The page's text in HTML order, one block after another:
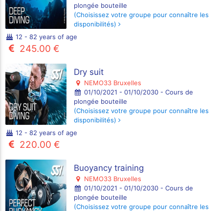
plongée bouteille
(Choisissez votre groupe pour connaître les
disponibilités)
12 - 82 years of age
245.00 €
Dry suit
NEMO33 Bruxelles
01/10/2021 - 01/10/2030 - Cours de
plongée bouteille
(Choisissez votre groupe pour connaître les
disponibilités)
12 - 82 years of age
220.00 €
Buoyancy training
NEMO33 Bruxelles
01/10/2021 - 01/10/2030 - Cours de
plongée bouteille
(Choisissez votre groupe pour connaître les